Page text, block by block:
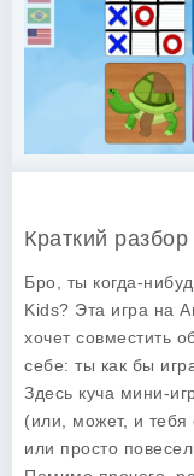
Краткий
Бро, ты когда-
Kids? Эта игра на
хочет совместить
себе: ты как бы
Здесь куча мини-
(или, может, и тебя
или просто